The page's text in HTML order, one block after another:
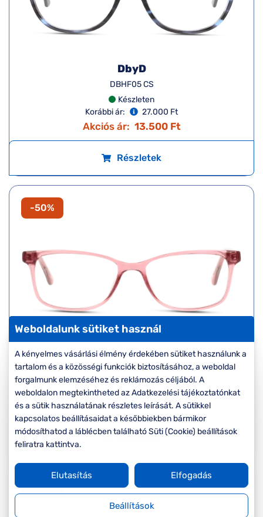
DbyD
DBHF05 CS
Készleten
Korábbi ár:
27.000 Ft
Akciós ár: 13.500 Ft
Részletek
-50%
Seen
SNIF10 PP
Készleten
Korábbi ár:
17.000 Ft
Akciós ár: 8.500 Ft
Részletek
-50%
Weboldalunk sütiket használ
A kényelmes vásárlási élmény érdekében sütiket használunk a
tartalom és a közösségi funkciók biztosításához, a weboldal
forgalmunk elemzéséhez és reklámozás céljából. A
weboldalon megtekintheted az Adatkezelési tájékoztatónkat
és a sütik használatának részletes leírását. A sütikkel
kapcsolatos beállításaidat a későbbiekben bármikor
módosíthatod a láblécben található Süti (Cookie) beállítások
feliratra kattintva.
Beállítások
Elutasítás Elfogadás